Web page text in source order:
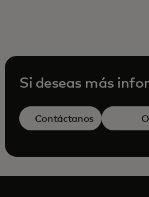
Si deseas más
Contáctanos